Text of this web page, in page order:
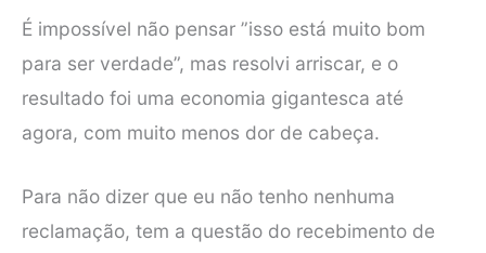
É impossível não pensar ”isso está muito bom
para ser verdade”, mas resolvi arriscar, e o
resultado foi uma economia gigantesca até
agora, com muito menos dor de cabeça.
Para não dizer que eu não tenho nenhuma
reclamação, tem a questão do recebimento de